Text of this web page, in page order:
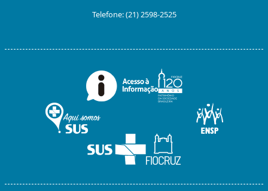
Telefone: (21) 2598-2525